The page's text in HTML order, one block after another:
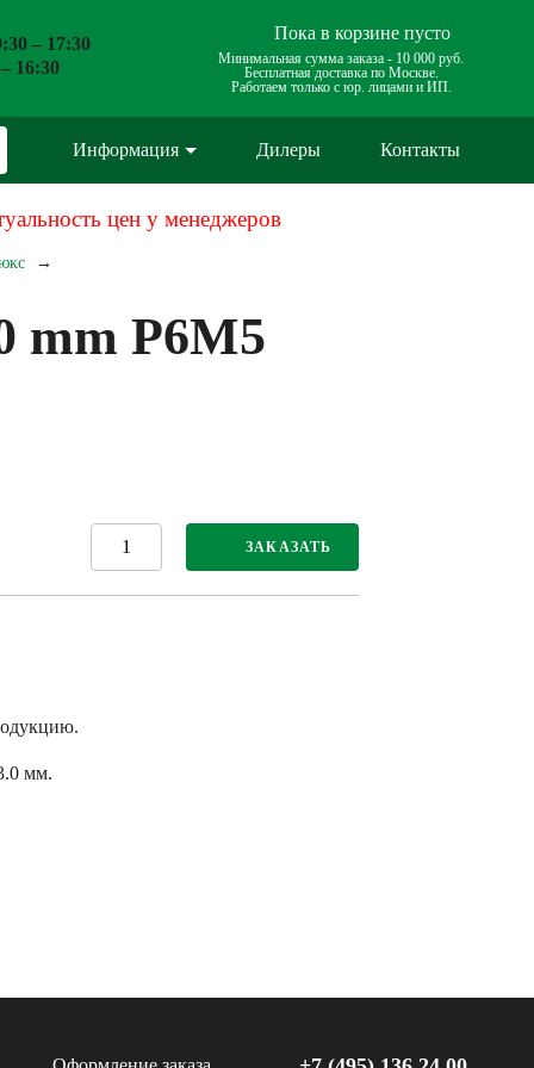
– 17:30
16:30
Пока в корзине пусто
Минимальная сумма заказа - 10 000 руб.
Бесплатная доставка по Москве.
Работаем только с юр. лицами и ИП.
Информация Дилеры Контакты
цен у менеджеров
mm Р6М5
ЗАКАЗАТЬ
мм.